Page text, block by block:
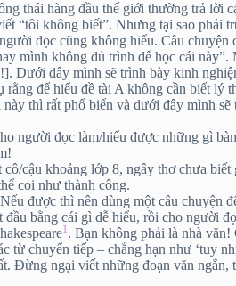
thái hàng đầu thế giới thường trả
“tôi không biết”. Nhưng tại sao
đọc cũng không hiểu. Câu
mình không đủ trình để học cái
Dưới đây mình sẽ trình bày kinh
để hiểu đề tài A không cần biết
thì rất phổ biến và dưới đây mình
người đọc làm/hiểu được những gì
cậu khoảng lớp 8, ngây thơ chưa
coi như thành công.
được thì nên dùng một câu
bằng cái gì dễ hiểu, rồi cho người
1. Bạn không phải là nhà
chuyển tiếp – chẳng hạn như ‘tuy
Đừng ngại viết những đoạn văn